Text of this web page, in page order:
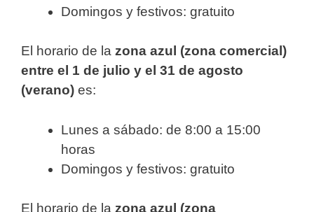
Domingos y festivos: gratuito
El horario de la zona azul (zona comercial)
entre el 1 de julio y el 31 de agosto
(verano) es:
Lunes a sábado: de 8:00 a 15:00
horas
Domingos y festivos: gratuito
El horario de la zona azul (zona